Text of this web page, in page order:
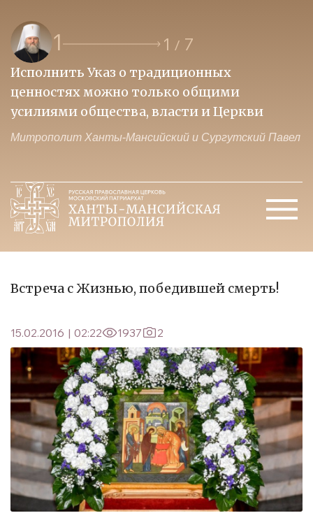
1 1 / 7
Исполнить Указ о традиционных
ценностях можно только общими
усилиями общества, власти и Церкви
Митрополит Ханты-Мансийский и Сургутский Павел
Встреча с Жизнью, победившей смерть!
15.02.2016 | 02:22 1937 2